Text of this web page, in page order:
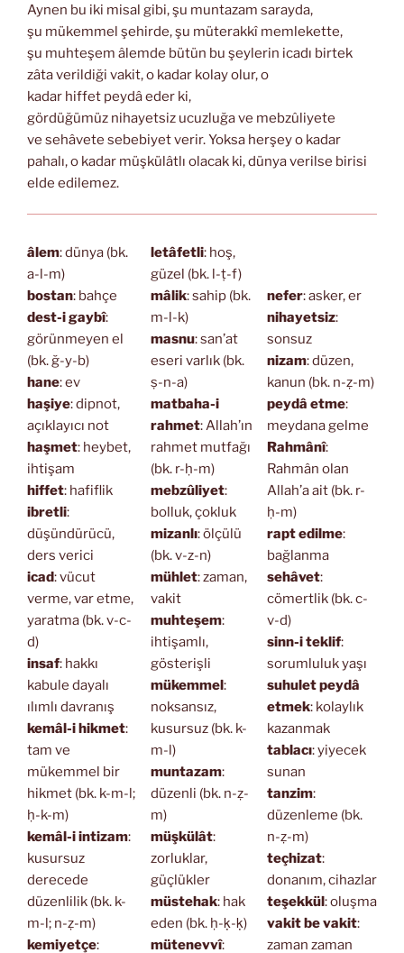
Aynen bu iki misal gibi, şu muntazam sarayda,
şu mükemmel şehirde, şu müterakkî memlekette,
şu muhteşem âlemde bütün bu şeylerin icadı birtek
zâta verildiği vakit, o kadar kolay olur, o
kadar hiffet peydâ eder ki,
gördüğümüz nihayetsiz ucuzluğa ve mebzûliyete
ve sehâvete sebebiyet verir. Yoksa herşey o kadar
pahalı, o kadar müşkülâtlı olacak ki, dünya verilse birisi
elde edilemez.
âlem: dünya (bk.
a-l-m)
bostan: bahçe
dest-i gaybî:
görünmeyen el
(bk. ğ-y-b)
hane: ev
haşiye: dipnot,
açıklayıcı not
haşmet: heybet,
ihtişam
hiffet: hafiflik
ibretli:
düşündürücü,
ders verici
icad: vücut
verme, var etme,
yaratma (bk. v-c-
d)
insaf: hakkı
kabule dayalı
ılımlı davranış
kemâl-i hikmet:
tam ve
mükemmel bir
hikmet (bk. k-m-l;
ḥ-k-m)
kemâl-i intizam:
kusursuz
derecede
düzenlilik (bk. k-
m-l; n-ẓ-m)
kemiyetçe:
letâfetli: hoş,
güzel (bk. l-ṭ-f)
mâlik: sahip (bk.
m-l-k)
masnu: san’at
eseri varlık (bk.
ṣ-n-a)
matbaha-i
rahmet: Allah’ın
rahmet mutfağı
(bk. r-ḥ-m)
mebzûliyet:
bolluk, çokluk
mizanlı: ölçülü
(bk. v-z-n)
mühlet: zaman,
vakit
muhteşem:
ihtişamlı,
gösterişli
mükemmel:
noksansız,
kusursuz (bk. k-
m-l)
muntazam:
düzenli (bk. n-ẓ-
m)
müşkülât:
zorluklar,
güçlükler
müstehak: hak
eden (bk. ḥ-ḳ-ḳ)
mütenevvî:
nefer: asker, er
nihayetsiz:
sonsuz
nizam: düzen,
kanun (bk. n-ẓ-m)
peydâ etme:
meydana gelme
Rahmânî:
Rahmân olan
Allah’a ait (bk. r-
ḥ-m)
rapt edilme:
bağlanma
sehâvet:
cömertlik (bk. c-
v-d)
sinn-i teklif:
sorumluluk yaşı
suhulet peydâ
etmek: kolaylık
kazanmak
tablacı: yiyecek
sunan
tanzim:
düzenleme (bk.
n-ẓ-m)
teçhizat:
donanım, cihazlar
teşekkül: oluşma
vakit be vakit:
zaman zaman